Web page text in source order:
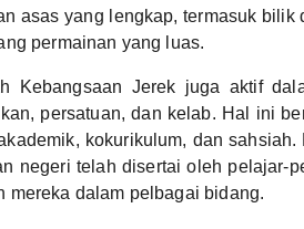
asas yang lengkap, termasuk
permainan yang luas.
Kebangsaan Jerek juga aktif
persatuan, dan kelab. Hal ini
kokurikulum, dan
negeri telah disertai oleh pelajar-
mereka dalam pelbagai bidang.